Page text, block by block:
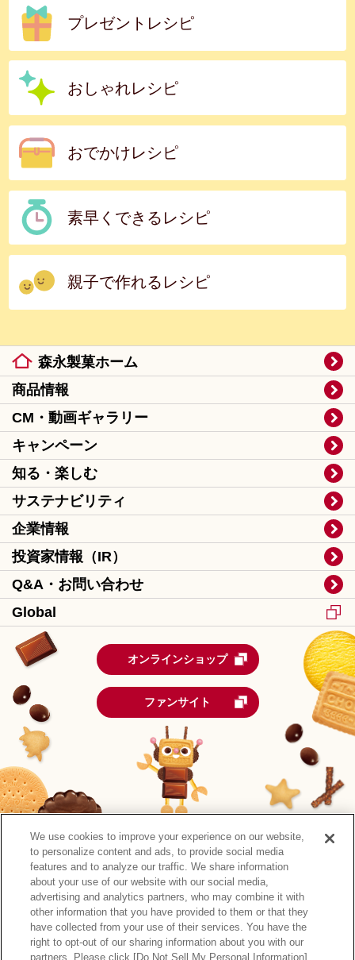
プレゼントレシピ
おしゃれレシピ
おでかけレシピ
素早くできるレシピ
親子で作れるレシピ
森永製菓ホーム
商品情報
CM・動画ギャラリー
キャンペーン
知る・楽しむ
サステナビリティ
企業情報
投資家情報（IR）
Q&A・お問い合わせ
Global
オンラインショップ
ファンサイト
森永製菓公式アカウント一覧
サイトマップ RSSの配信について プライバシーポリシー
We use cookies to improve your experience on our website,
to personalize content and ads, to provide social media
features and to analyze our traffic. We share information
about your use of our website with our social media,
advertising and analytics partners, who may combine it with
other information that you have provided to them or that they
have collected from your use of their services. You have the
right to opt-out of our sharing information about you with our
partners. Please click [Do Not Sell My Personal Information]